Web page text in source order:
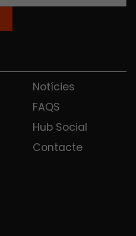
Notícies
FAQS
Hub Social
Contacte